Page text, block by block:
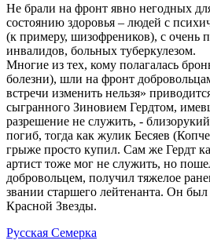
Не брали на фронт явно негодных
состоянию здоровья – людей с
(к примеру, шизофреников), с очень
инвалидов, больных туберкулезом.
Многие из тех, кому полагалась
болезни), шли на фронт
встречи изменить нельзя»
сыгранного Зиновием Гердтом,
разрешение не служить, -
погиб, тогда как жулик Бесяев
грыже просто купил. Сам же Гердт
артист тоже мог не служить, но
добровольцем, получил тяжелое
звании старшего лейтенанта. Он был
Красной Звезды.
Русская Семерка